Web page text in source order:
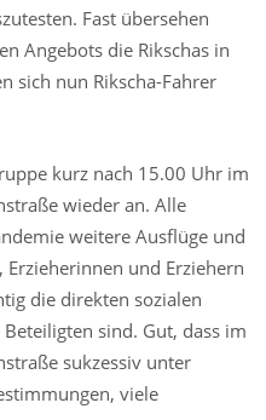
Fast übersehen
Angebots die Rikschas in
sich nun Rikscha-Fahrer
kurz nach 15.00 Uhr im
wieder an. Alle
weitere Ausflüge und
und Erziehern
die direkten sozialen
sind. Gut, dass im
sukzessiv unter
viele